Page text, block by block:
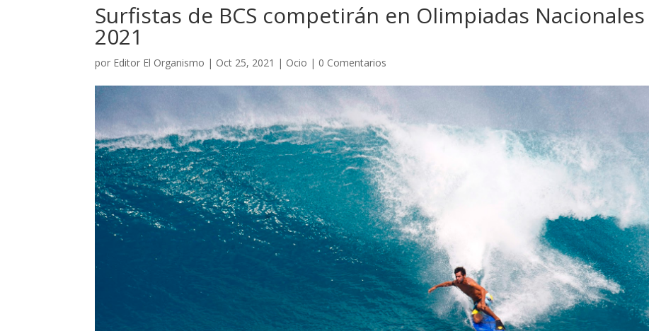
Surfistas de BCS competirán en Olimpiadas Nacionales
2021
por Editor El Organismo | Oct 25, 2021 | Ocio | 0 Comentarios